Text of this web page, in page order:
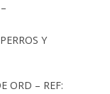
Y
ORD – REF: